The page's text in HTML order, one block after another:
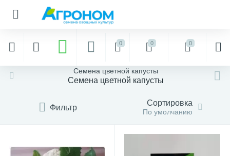
0 0 0
Семена цветной капусты
Семена цветной капусты
Фильтр Сортировка
По умолчанию